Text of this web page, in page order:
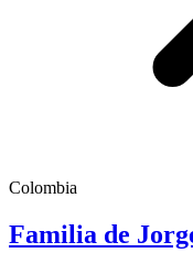
Colombia
Familia de